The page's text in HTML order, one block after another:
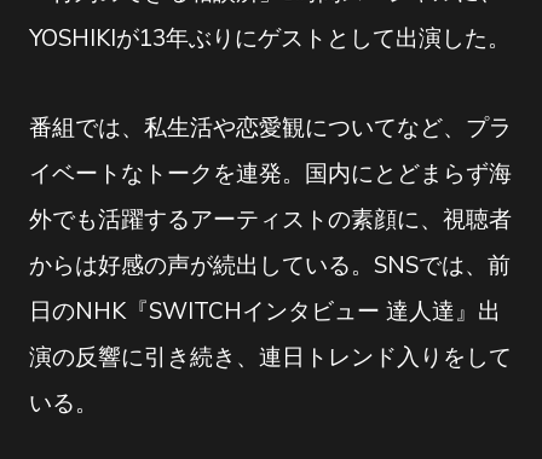
YOSHIKIが13年ぶりにゲストとして出演した。
番組では、私生活や恋愛観についてなど、プラ
イベートなトークを連発。国内にとどまらず海
外でも活躍するアーティストの素顔に、視聴者
からは好感の声が続出している。SNSでは、前
日のNHK『SWITCHインタビュー 達人達』出
演の反響に引き続き、連日トレンド入りをして
いる。